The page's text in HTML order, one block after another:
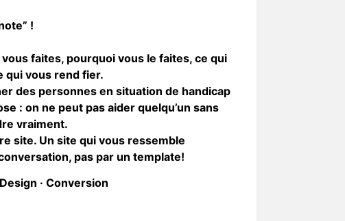
!
faites, pourquoi vous le faites, ce qui
qui vous rend fier.
des personnes en situation de handicap
: on ne peut pas aider quelqu’un sans
vraiment.
site. Un site qui vous ressemble
pas par un template!
· Conversion